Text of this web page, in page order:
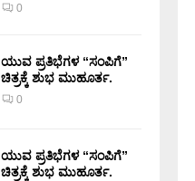
0
ಯುವ ಪ್ರತಿಭೆಗಳ “ಸಂಪಿಗೆ”
ಚಿತ್ರಕ್ಕೆ ಶುಭ ಮುಹೂರ್ತ.
0
ಯುವ ಪ್ರತಿಭೆಗಳ “ಸಂಪಿಗೆ”
ಚಿತ್ರಕ್ಕೆ ಶುಭ ಮುಹೂರ್ತ.